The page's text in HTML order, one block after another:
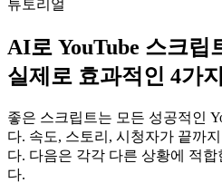
튜토리얼
AI로 YouTube 스크립
실제로 효과적인 4가
좋은 스크립트는 모든 성공적인
다. 속도, 스토리, 시청자가 끝까
다. 다음은 각각 다른 상황에 적
다.